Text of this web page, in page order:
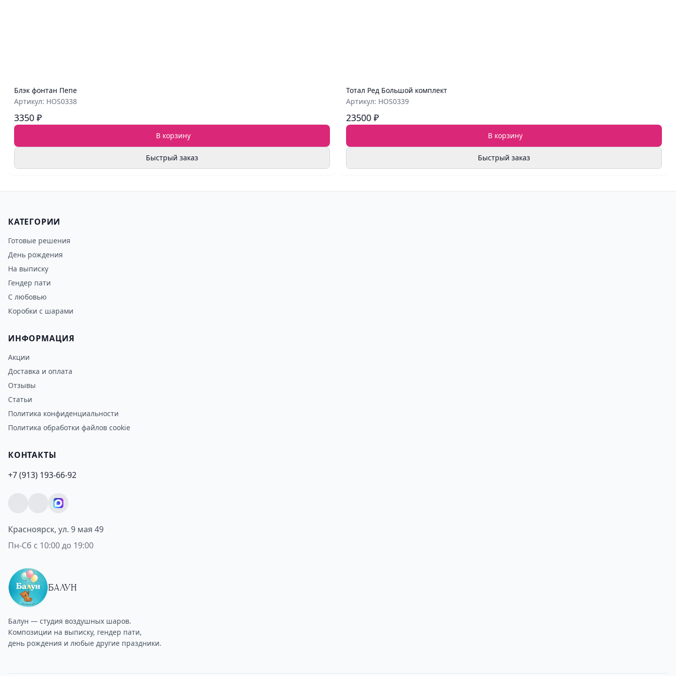
Блэк фонтан Пепе
Артикул: HOS0338
3350 ₽
В корзину
Быстрый заказ
Тотал Ред Большой комплект
Артикул: HOS0339
23500 ₽
В корзину
Быстрый заказ
КАТЕГОРИИ
Готовые решения
День рождения
На выписку
Гендер пати
С любовью
Коробки с шарами
ИНФОРМАЦИЯ
Акции
Доставка и оплата
Отзывы
Статьи
Политика конфиденциальности
Политика обработки файлов cookie
КОНТАКТЫ
+7 (913) 193-66-92
Красноярск, ул. 9 мая 49
Пн-Сб с 10:00 до 19:00
БАЛУН
Балун — студия воздушных шаров.
Композиции на выписку, гендер пати,
день рождения и любые другие праздники.